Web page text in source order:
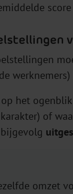
het
of
omzet